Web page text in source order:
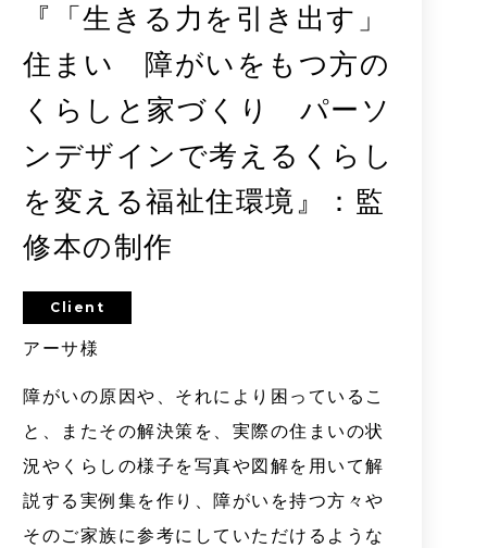
『「生きる力を引き出す」
住まい 障がいをもつ方の
くらしと家づくり パーソ
ンデザインで考えるくらし
を変える福祉住環境』：監
修本の制作
Client
アーサ様
障がいの原因や、それにより困っているこ
と、またその解決策を、実際の住まいの状
況やくらしの様子を写真や図解を用いて解
説する実例集を作り、障がいを持つ方々や
そのご家族に参考にしていただけるような